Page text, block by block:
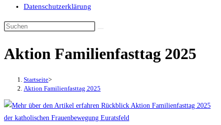
Datenschutzerklärung
Aktion Familienfasttag 2025
Startseite>
Aktion Familienfasttag 2025